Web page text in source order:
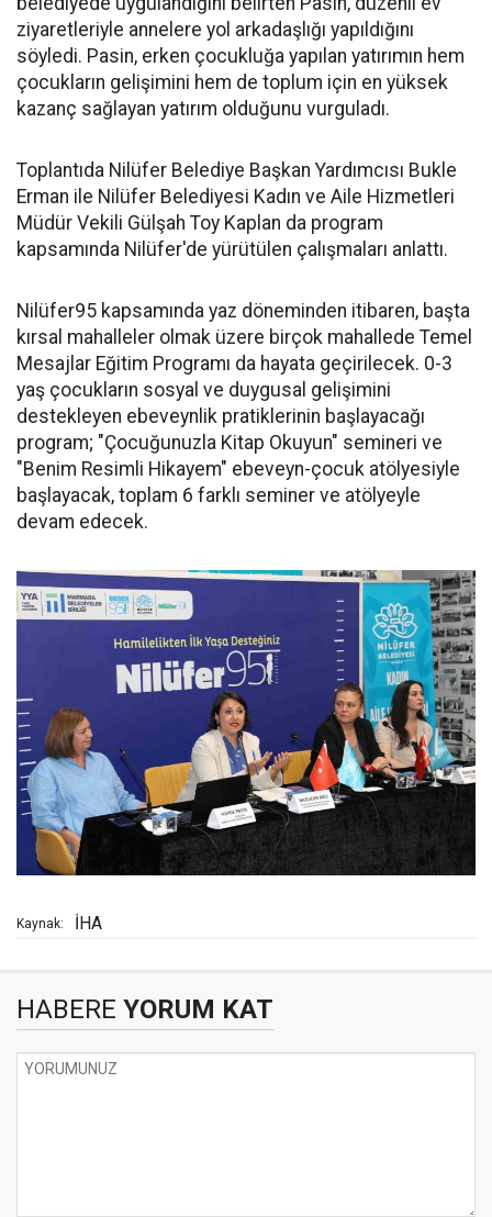
ziyaretleriyle annelere yol arkadaşlığı yapıldığını
söyledi. Pasin, erken çocukluğa yapılan yatırımın hem
çocukların gelişimini hem de toplum için en yüksek
kazanç sağlayan yatırım olduğunu vurguladı.
Toplantıda Nilüfer Belediye Başkan Yardımcısı Bukle
Erman ile Nilüfer Belediyesi Kadın ve Aile Hizmetleri
Müdür Vekili Gülşah Toy Kaplan da program
kapsamında Nilüfer'de yürütülen çalışmaları anlattı.
Nilüfer95 kapsamında yaz döneminden itibaren, başta
kırsal mahalleler olmak üzere birçok mahallede Temel
Mesajlar Eğitim Programı da hayata geçirilecek. 0-3
yaş çocukların sosyal ve duygusal gelişimini
destekleyen ebeveynlik pratiklerinin başlayacağı
program; "Çocuğunuzla Kitap Okuyun" semineri ve
"Benim Resimli Hikayem" ebeveyn-çocuk atölyesiyle
başlayacak, toplam 6 farklı seminer ve atölyeyle
devam edecek.
Kaynak: İHA
HABERE YORUM KAT